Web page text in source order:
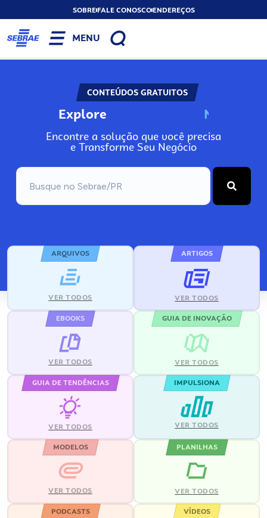
SOBREFALE CONOSCOENDEREÇOS
MENU
CONTEÚDOS GRATUITOS
Explore N
Encontre a solução que você precisa
e Transforme Seu Negócio
ARQUIVOS
VER TODOS
ARTIGOS
VER TODOS
EBOOKS
VER TODOS
GUIA DE INOVAÇÃO
VER TODOS
GUIA DE TENDÊNCIAS
VER TODOS
IMPULSIONA
VER TODOS
MODELOS
VER TODOS
PLANILHAS
VER TODOS
PODCASTS VÍDEOS